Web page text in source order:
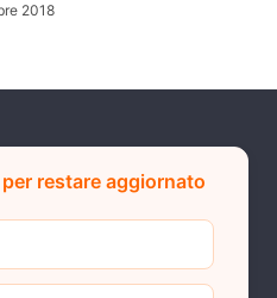
2018
restare aggiornato